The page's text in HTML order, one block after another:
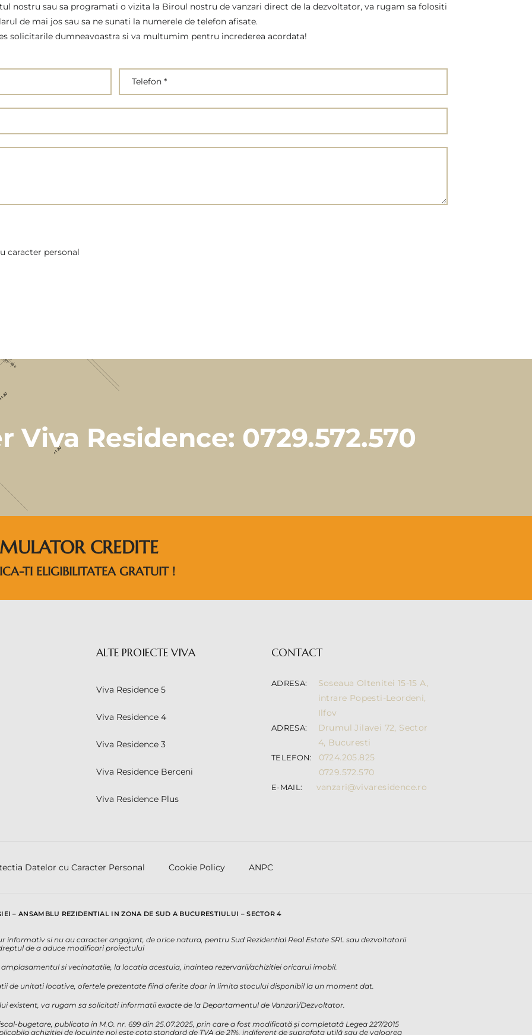
nostru sau sa programati o vizita la Biroul nostru de vanzari direct de la dezvoltator, va rugam sa folositi
de mai jos sau sa ne sunati la numerele de telefon afisate.
solicitarile dumneavoastra si va multumim pentru increderea acordata!
caracter personal
Viva Residence: 0729.572.570
CREDITE
TI ELIGIBILITATEA GRATUIT !
ALTE PROIECTE VIVA
Viva Residence 5
Viva Residence 4
Viva Residence 3
Viva Residence Berceni
Viva Residence Plus
CONTACT
ADRESA:
Soseaua Oltenitei 15-15 A,
intrare Popesti-Leordeni,
Ilfov
ADRESA:
Drumul Jilavei 72, Sector
4, Bucuresti
TELEFON:
0724.205.825
0729.572.570
E-MAIL: vanzari@vivaresidence.ro
Datelor cu Caracter Personal Cookie Policy ANPC
– ANSAMBLU REZIDENTIAL IN ZONA DE SUD A BUCURESTIULUI – SECTOR 4
informativ si nu au caracter angajant, de orice natura, pentru Sud Rezidential Real Estate SRL sau dezvoltatorii
de a aduce modificari proiectului
si vecinatatile, la locatia acestuia, inaintea rezervarii/achizitiei oricarui imobil.
de unitati locative, ofertele prezentate fiind oferite doar in limita stocului disponibil la un moment dat.
existent, va rugam sa solicitati informatii exacte de la Departamentul de Vanzari/Dezvoltator.
bugetare, publicata in M.O. nr. 699 din 25.07.2025, prin care a fost modificată și completată Legea 227/2015
achizitiei de locuinte noi este cota standard de TVA de 21%, indiferent de suprafața utilă sau de valoarea